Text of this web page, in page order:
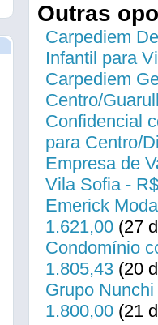
Outras
Carpediem
Infantil para
Carpediem
Centro/
Confidencial
para Centro/
Empresa de
Vila Sofia -
Emerick
1.621,00 (27
Condomínio
1.805,43 (20
Grupo
1.800,00 (21